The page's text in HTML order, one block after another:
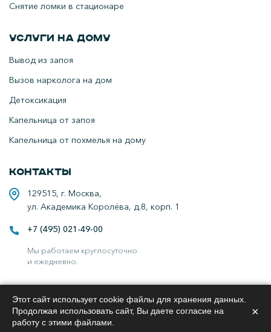
Снятие ломки в стационаре
Услуги на дому
Вывод из запоя
Вызов нарколога на дом
Детоксикация
Капельница от запоя
Капельница от похмелья на дому
Контакты
129515, г. Москва,
ул. Академика Королёва, д.8, корп. 1
+7 (495) 021-49-00
Мы работаем круглосуточно
и ежедневно.
по адресу г. Москва, ул. Академика Королёва, д.8, корп. 1
Этот сайт использует cookie файлы для хранения данных.
Продолжая использовать сайт, Вы даете согласие на
работу с этими файлами.
×